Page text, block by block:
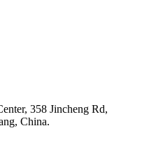
358 Jincheng Rd,
China.